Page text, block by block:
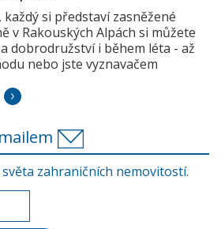
si představí zasněžené
v Rakouských Alpách si můžete
dobrodružství i během léta - až
nebo jste vyznavačem
zahraničních nemovitostí.